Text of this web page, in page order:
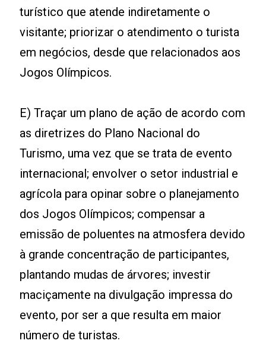
turístico que atende indiretamente o
visitante; priorizar o atendimento o turista
em negócios, desde que relacionados aos
Jogos Olímpicos.
E) Traçar um plano de ação de acordo com
as diretrizes do Plano Nacional do
Turismo, uma vez que se trata de evento
internacional; envolver o setor industrial e
agrícola para opinar sobre o planejamento
dos Jogos Olímpicos; compensar a
emissão de poluentes na atmosfera devido
à grande concentração de participantes,
plantando mudas de árvores; investir
maciçamente na divulgação impressa do
evento, por ser a que resulta em maior
número de turistas.